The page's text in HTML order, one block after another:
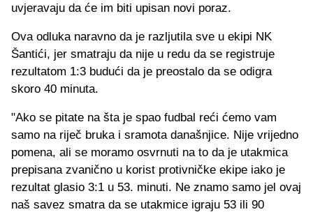
uvjeravaju da će im biti upisan novi poraz.
Ova odluka naravno da je razljutila sve u ekipi NK
Šantići, jer smatraju da nije u redu da se registruje
rezultatom 1:3 budući da je preostalo da se odigra
skoro 40 minuta.
"Ako se pitate na šta je spao fudbal reći ćemo vam
samo na riječ bruka i sramota današnjice. Nije vrijedno
pomena, ali se moramo osvrnuti na to da je utakmica
prepisana zvanično u korist protivničke ekipe iako je
rezultat glasio 3:1 u 53. minuti. Ne znamo samo jel ovaj
naš savez smatra da se utakmice igraju 53 ili 90